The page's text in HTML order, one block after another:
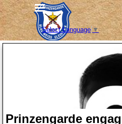
Direkt zum Seiteninhalt
Select Language ▼
Menü überspringen
Prinzengarde